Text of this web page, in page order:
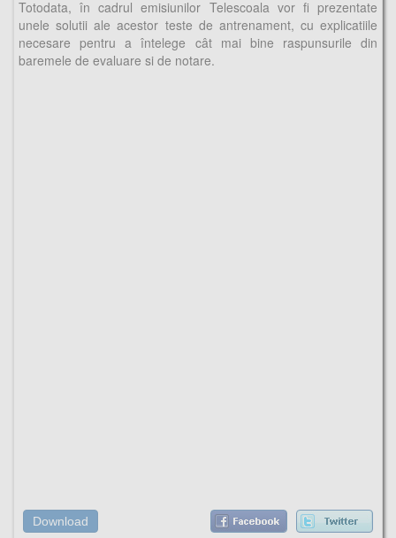
Totodata, în cadrul emisiunilor Telescoala vor fi prezentate
unele solutii ale acestor teste de antrenament, cu explicatiile
necesare pentru a întelege cât mai bine raspunsurile din
baremele de evaluare si de notare.
Download